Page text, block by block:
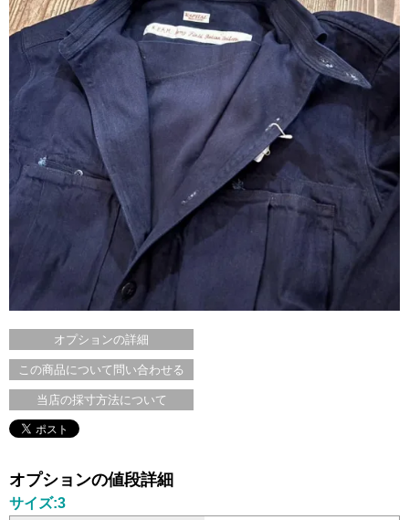
オプションの詳細
この商品について問い合わせる
当店の採寸方法について
オプションの値段詳細
サイズ:3